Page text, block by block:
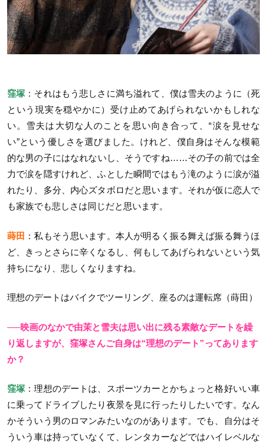
窪塚 ：それはもう悲しさに満ち溢れて、僕は雪夫のように（死
という現実を穏やかに）受け止めてあげられないかもしれな
い。雪夫は大切な人のことを思い向き合って、“涙を見せな
い”という優しさを選びました。けれど、僕自身はそんな模範
的な男の子にはなれないし、そうですね……その子の前では全
力で涙を隠すけれど、ふとした瞬間ではもう滝のように涙が溢
れたり、多分、内心ズタボロだと思います。それが仮に恋人で
も家族でも悲しさは同じだと思います。
蒔田 ：私もそう思います。本人が明るく振る舞えば振る舞うほ
ど、きっとさらに辛くなるし、何もしてあげられないという気
持ちになり、悲しくなりますね。
理想のデートはバイクでツーリング、座るのは運転席（蒔田）
──映画のなかで由茉と雪夫は思い出に残る素敵なデートを繰
り返しますが、窪塚さんご自身は“理想のデート”ってあります
か？
窪塚 ：理想のデートは、スポーツカーとかちょっと格好いい車
に乗ってドライブしたり夜景を見に行ったりしたいです。なん
かそういう男のロマンみたいなのがあります。でも、自分はそ
ういう車は持っていなくて、レンタカーなどではハイレベルな